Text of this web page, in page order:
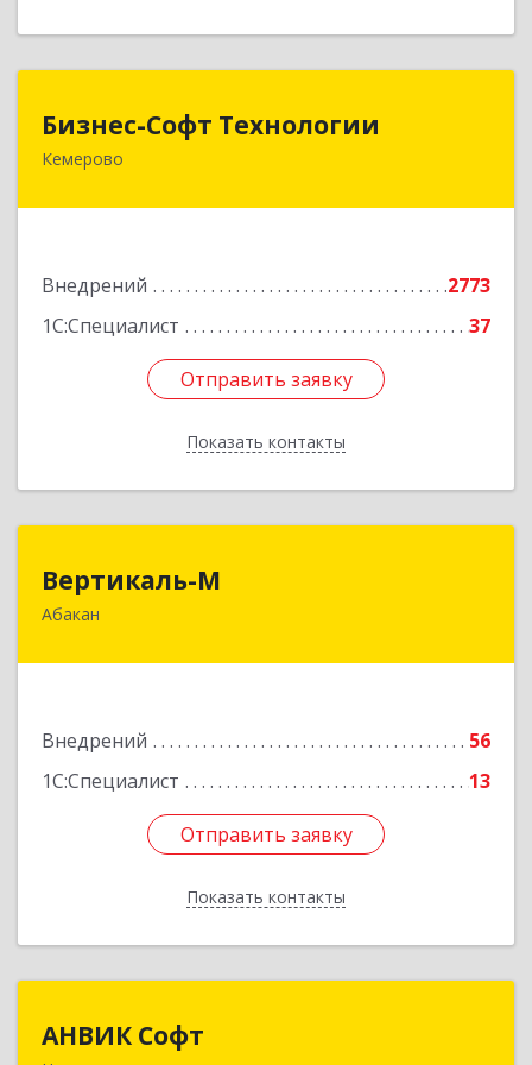
Бизнес-Софт Технологии
Кемерово
Внедрений
2773
1С:Специалист
37
Отправить заявку
Показать контакты
Бизнес-Софт Технологии
650992, Кемеровская область - Кузбасс обл,
Отправить заявку
Назад
Вертикаль-М
Абакан
Внедрений
56
1С:Специалист
13
Отправить заявку
Показать контакты
655017, Хакасия Респ, Абакан г, Чертыгашева
Отправить заявку
Назад
АНВИК Софт